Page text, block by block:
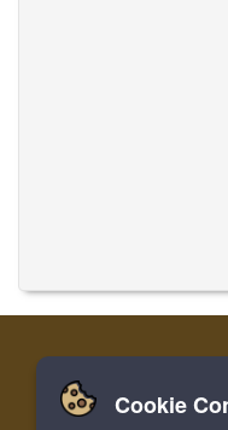
Zuhause
Cookie